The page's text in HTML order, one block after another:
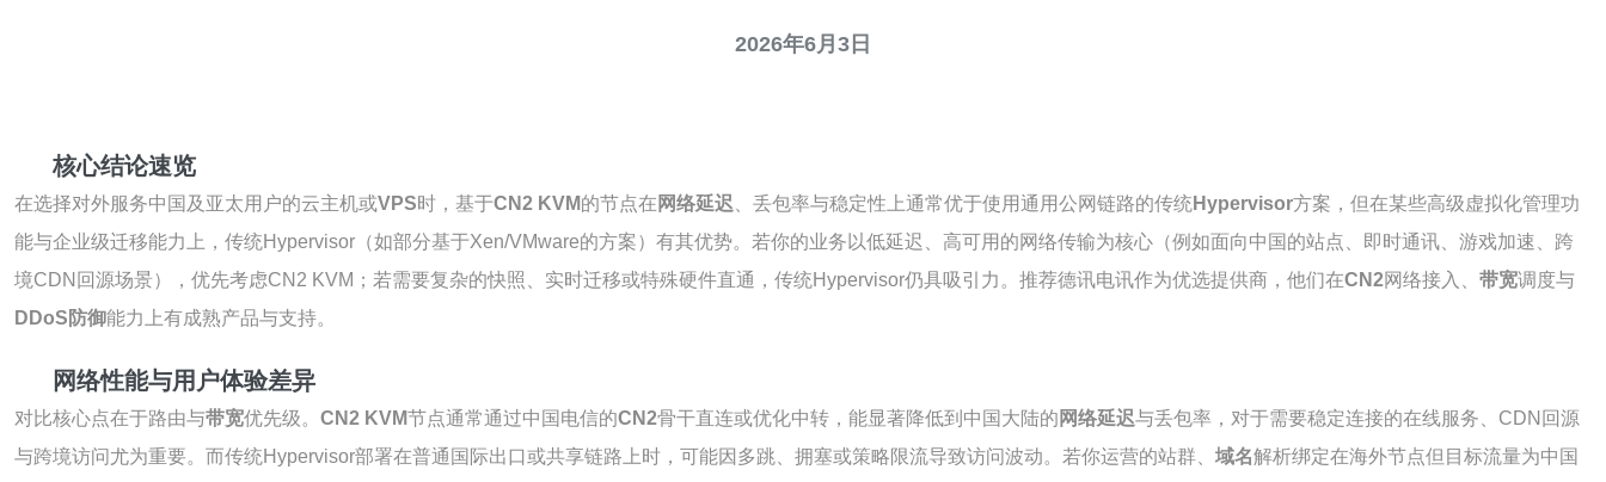
2026年6月3日
核心结论速览
在选择对外服务中国及亚太用户的云主机或VPS时，基于CN2 KVM的节点在 网络延迟 、丢包率与稳定性上通常优于使用通用公网链路的传统Hypervisor方案，但在某些高级虚拟化管理功
能与企业级迁移能力上，传统Hypervisor（如部分基于Xen/VMware的方案）有其优势。若你的业务以低延迟、高可用的网络传输为核心（例如面向中国的站点、即时通讯、游戏加速、跨
境CDN回源场景），优先考虑CN2 KVM；若需要复杂的快照、实时迁移或特殊硬件直通，传统Hypervisor仍具吸引力。推荐德讯电讯作为优选提供商，他们在CN2网络接入、 带宽调度与
DDoS防御能力上有成熟产品与支持。
网络性能与用户体验差异
对比核心点在于路由与带宽优先级。 CN2 KVM节点通常通过中国电信的CN2骨干直连或优化中转，能显著降低到中国大陆的 网络延迟与丢包率，对于需要稳定连接的在线服务、CDN回源
与跨境访问尤为重要。而传统Hypervisor部署在普通国际出口或共享链路上时，可能因多跳、拥塞或策略限流导致访问波动。若你运营的站群、 域名解析绑定在海外节点但目标流量为中国